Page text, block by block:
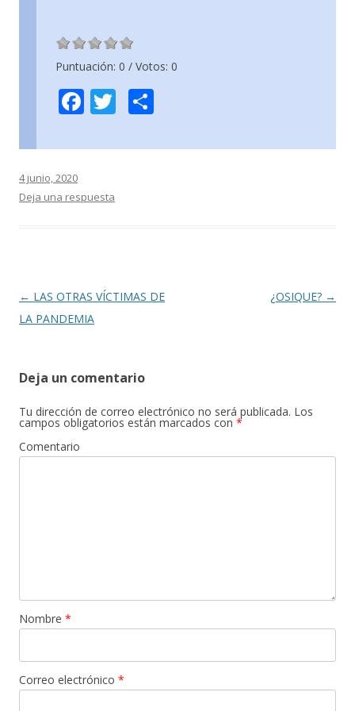
Puntuación: 0 / Votos: 0
F
ac
e
o
T
w
itt m
4 junio, 2020
Deja una respuesta
Navegación
de
← LAS OTRAS VÍCTIMAS DE
LA PANDEMIA
¿OSIQUE? →
Deja un comentario
Tu dirección de correo electrónico no será publicada. Los
campos obligatorios están marcados con *
Comentario
Nombre *
Correo electrónico *